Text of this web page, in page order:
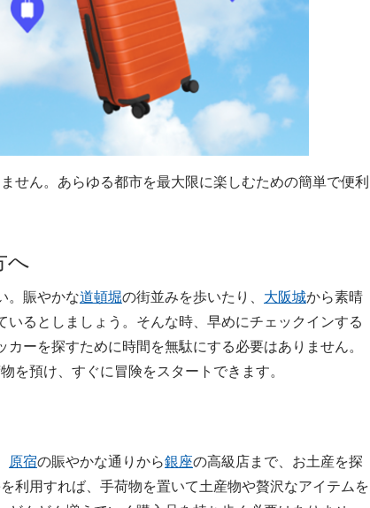
せん。あらゆる都市を最大限に楽しむための簡単で便利
へ
。賑やかな道頓堀の街並みを歩いたり、 大阪城から素晴
るとしましょう。そんな時、早めにチェックインする
ーを探すために時間を無駄にする必要はありません。
を預け、すぐに冒険をスタートできます。
原宿の賑やかな通りから銀座の高級店まで、お土産を探
利用すれば、手荷物を置いて土産物や贅沢なアイテムを